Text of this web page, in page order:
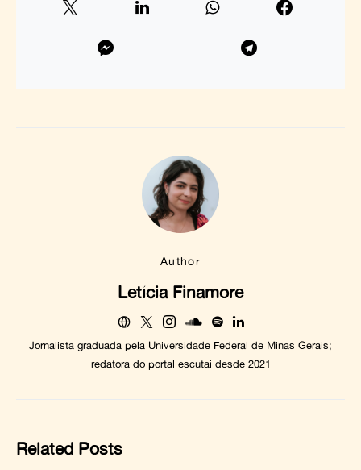
Author
Letícia Finamore
Jornalista graduada pela Universidade Federal de Minas Gerais;
redatora do portal escutai desde 2021
Related Posts